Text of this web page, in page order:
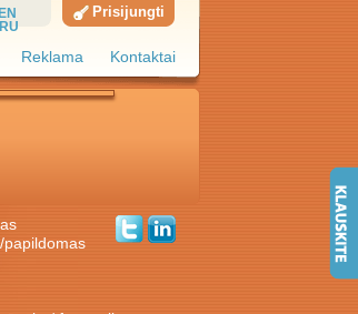
Reklama Kontaktai
EN
RU
Prisijungti